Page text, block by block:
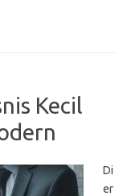
Kecil
Di
er